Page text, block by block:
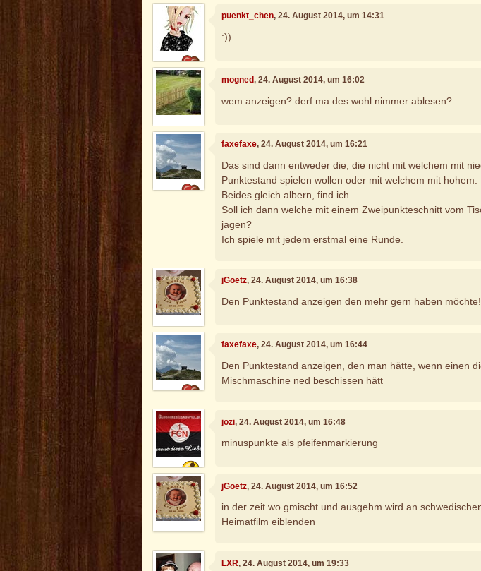
puenkt_chen, 24. August 2014, um 14:31
:))
mogned, 24. August 2014, um 16:02
wem anzeigen? derf ma des wohl nimmer ablesen?
faxefaxe, 24. August 2014, um 16:21
Das sind dann entweder die, die nicht mit welchem mit
Punktestand spielen wollen oder mit welchem mit hohem.
Beides gleich albern, find ich.
Soll ich dann welche mit einem Zweipunkteschnitt vom
jagen?
Ich spiele mit jedem erstmal eine Runde.
jGoetz, 24. August 2014, um 16:38
Den Punktestand anzeigen den mehr gern haben möchte!
faxefaxe, 24. August 2014, um 16:44
Den Punktestand anzeigen, den man hätte, wenn einen
Mischmaschine ned beschissen hätt
jozi, 24. August 2014, um 16:48
minuspunkte als pfeifenmarkierung
jGoetz, 24. August 2014, um 16:52
in der zeit wo gmischt und ausgehm wird an
Heimatfilm eiblenden
LXR, 24. August 2014, um 19:33